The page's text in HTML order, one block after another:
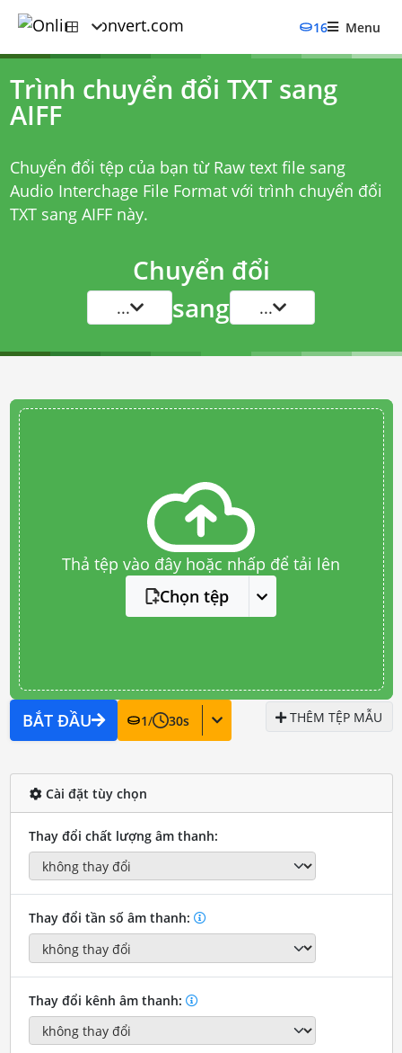
16 Menu
Trình chuyển đổi TXT sang
AIFF
Chuyển đổi tệp của bạn từ Raw text file sang
Audio Interchage File Format với trình chuyển đổi
TXT sang AIFFnày.
Chuyển đổi
... sang ...
Thả tệp vào đây hoặc nhấp để tải lên
Chọn tệp
BẮT ĐẦU 1/ 30s THÊM TỆP MẪU
Cài đặt tùy chọn
Thay đổi chất lượng âm thanh:
Thay đổi tần số âm thanh:
Thay đổi kênh âm thanh: